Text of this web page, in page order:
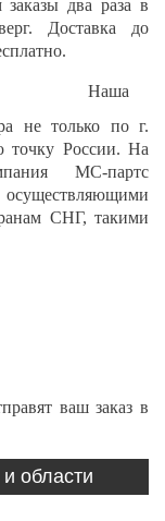
два раза в
Доставка до
Наша
не только по г.
России. На
МС-партс
СНГ, такими
ваш заказ в
области